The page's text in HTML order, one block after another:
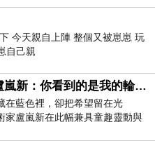
有保障,也不會遇到詐
↓↓↓
今天親自上陣 整個又被崽崽 玩
自己親
當代藝術家盧嵐新：你看到的是我的輪廓，還是你的故事？——藏在藍色裡的希望與光
在藍色裡，卻把希望留在光
家盧嵐新在此幅兼具童趣靈動與
，用湛藍的羽翼般色塊包覆著